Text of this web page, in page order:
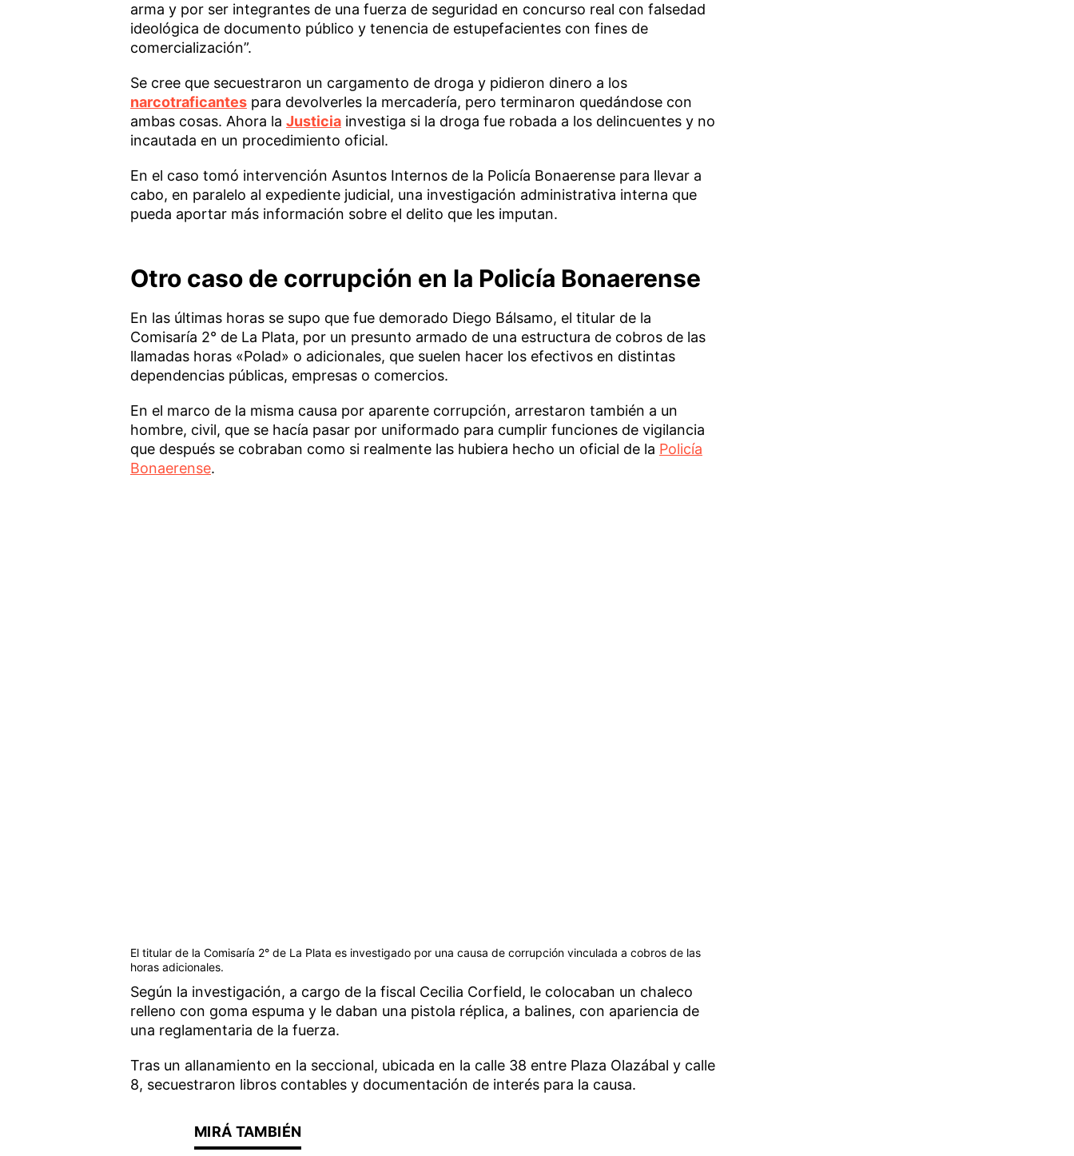
arma y por ser integrantes de una fuerza de seguridad en concurso real con falsedad
ideológica de documento público y tenencia de estupefacientes con fines de
comercialización”.
Se cree que secuestraron un cargamento de droga y pidieron dinero a los
narcotraficantespara devolverles la mercadería, pero terminaron quedándose con
ambas cosas. Ahora la Justiciainvestiga si la droga fue robada a los delincuentes y no
incautada en un procedimiento oficial.
En el caso tomó intervención Asuntos Internos de la Policía Bonaerense para llevar a
cabo, en paralelo al expediente judicial, una investigación administrativa interna que
pueda aportar más información sobre el delito que les imputan.
Otro caso de corrupción en la Policía Bonaerense
En las últimas horas se supo que fue demorado Diego Bálsamo, el titular de la
Comisaría 2° de La Plata, por un presunto armado de una estructura de cobros de las
llamadas horas «Polad» o adicionales, que suelen hacer los efectivos en distintas
dependencias públicas, empresas o comercios.
En el marco de la misma causa por aparente corrupción, arrestaron también a un
hombre, civil, que se hacía pasar por uniformado para cumplir funciones de vigilancia
que después se cobraban como si realmente las hubiera hecho un oficial de la Policía
Bonaerense.
El titular de la Comisaría 2° de La Plata es investigado por una causa de corrupción vinculada a cobros de las
horas adicionales.
Según la investigación, a cargo de la fiscal Cecilia Corfield, le colocaban un chaleco
relleno con goma espuma y le daban una pistola réplica, a balines, con apariencia de
una reglamentaria de la fuerza.
Tras un allanamiento en la seccional, ubicada en la calle 38 entre Plaza Olazábal y calle
8, secuestraron libros contables y documentación de interés para la causa.